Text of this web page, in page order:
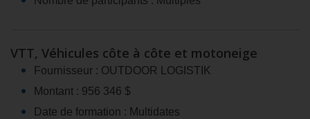
VTT, Véhicules côte à côte et motoneige
Fournisseur : OUTDOOR LOGISTIK
Montant : 956 346 $
Date de formation : Multidates